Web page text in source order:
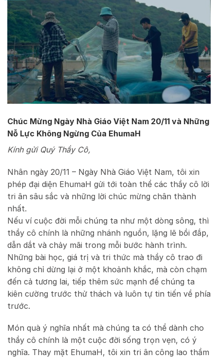
Chúc Mừng Ngày Nhà Giáo Việt Nam 20/11 và Những
Nỗ Lực Không Ngừng Của EhumaH
Kính gửi Quý Thầy Cô,
Nhân ngày 20/11 – Ngày Nhà Giáo Việt Nam, tôi xin
phép đại diện EhumaH gửi tới toàn thể các thầy cô lời
tri ân sâu sắc và những lời chúc mừng chân thành
nhất.
Nếu ví cuộc đời mỗi chúng ta như một dòng sông, thì
thầy cô chính là những nhánh nguồn, lặng lẽ bồi đắp,
dẫn dắt và chảy mãi trong mỗi bước hành trình.
Những bài học, giá trị và tri thức mà thầy cô trao đi
không chỉ dừng lại ở một khoảnh khắc, mà còn chạm
đến cả tương lai, tiếp thêm sức mạnh để chúng ta
kiên cường trước thử thách và luôn tự tin tiến về phía
trước.
Món quà ý nghĩa nhất mà chúng ta có thể dành cho
thầy cô chính là một cuộc đời sống trọn vẹn, có ý
nghĩa. Thay mặt EhumaH, tôi xin tri ân công lao thầm